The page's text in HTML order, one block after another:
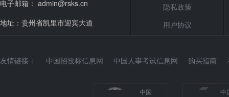
电子邮箱： admin@rsks.cn
地址：贵州省凯里市迎宾大道
隐私政策
用户协议
友情链接： 中国招投标信息网 中国人事考试信息网 购买指南
中国
中